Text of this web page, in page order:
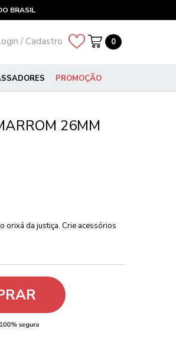
BRASIL
/ Cadastro 0
PROMOÇÃO
26MM
orixá da justiça. Crie acessórios